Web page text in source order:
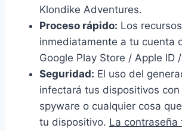
Klondike Adventures.
Proceso rápido: Los
inmediatamente a tu cuenta
Google Play Store / Apple ID
Seguridad: El uso del
infectará tus dispositivos con
spyware o cualquier cosa
tu dispositivo. La contraseña